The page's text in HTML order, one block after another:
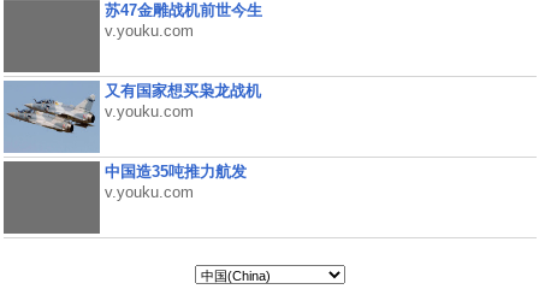
苏47金雕战机前世今生
v.youku.com
又有国家想买枭龙战机
v.youku.com
中国造35吨推力航发
v.youku.com